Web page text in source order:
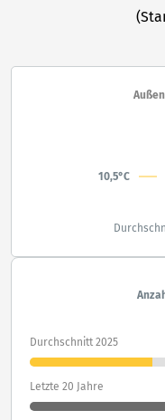
10,5°C
Durchschnitt 2025
Letzte 20 Jahre